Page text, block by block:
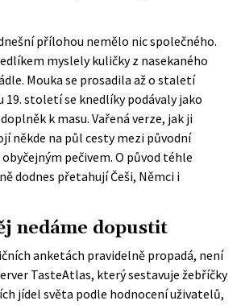
přílohou nemělo nic společného.
myslely kuličky z nasekaného
Mouka se prosadila až o staletí
19. století se knedlíky podávaly jako
k masu. Vařená verze, jak ji
někde na půl cesty mezi původní
pečivem. O původ téhle
dodnes přetahují Češi, Němci i
nedáme dopustit
anketách pravidelně propadá, není
TasteAtlas, který sestavuje žebříčky
jídel světa podle hodnocení uživatelů,